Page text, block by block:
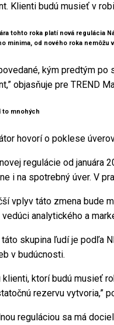
Klienti budú musieť v
tohto roka platí nová regulácia
minima, od nového roka nemôžu
kým predtým
objasňuje pre TREND
to mnohých
hovorí o poklese
regulácie od januára
i na spotrebný úver. V
vplyv táto zmena bude
vedúci analytického a
táto skupina ľudí je podľa
v budúcnosti.
klienti, ktorí budú musieť
rezervu vytvoria,”
reguláciou sa má